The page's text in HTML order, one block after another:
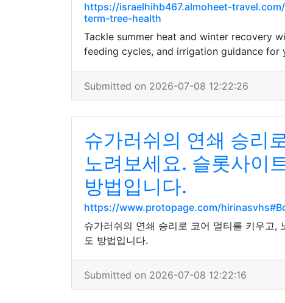
https://israelhihb467.almoheet-
term-tree-health
Tackle summer heat and winter recovery
feeding cycles, and irrigation guidance for
Submitted on 2026-07-08 12:22:26
슈가러쉬의 연쇄 승리
노려보세요. 슬롯사이
방법입니다.
https://www.protopage.com/
슈가러쉬의 연쇄 승리로 코어 멀티를 키우고,
도 방법입니다.
Submitted on 2026-07-08 12:22:16